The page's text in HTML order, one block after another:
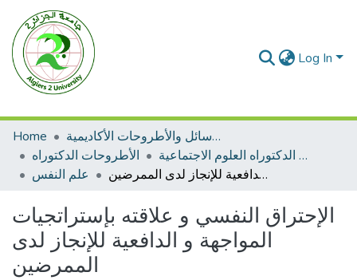
Log In
Home
الرسائل والأطروحات الأكاديمية
الأطروحات الدكتوراه
الأطروحات الدكتوراه العلوم الاجتماعية
علم النفس
الإحتراق النفسي و علاقته بإستراتجيات المواجهة و الدافعية للإنجاز لدى الممرضين
الإحتراق النفسي و علاقته بإستراتجيات
المواجهة و الدافعية للإنجاز لدى
الممرضين